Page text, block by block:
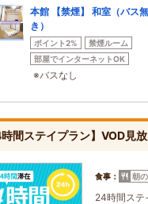
本館 【禁煙】 和室（バス
き）
ポイント2%
禁煙ルーム
部屋でインターネットOK
※バスなし
間ステイプラン】VOD見
食事： 朝
24時間ステ